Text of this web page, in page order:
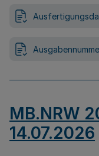
MB.NRW
14.07.2026